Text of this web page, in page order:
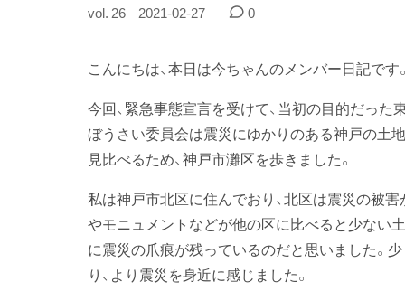
vol. 26 2021-02-27 0
こんにちは、本日は今ちゃんのメンバー日記です
今回、緊急事態宣言を受けて、当初の目的だっ
ぼうさい委員会は震災にゆかりのある神戸の土
見比べるため、神戸市灘区を歩きました。
私は神戸市北区に住んでおり、北区は震災の被
やモニュメントなどが他の区に比べると少ない
に震災の爪痕が残っているのだと思いました。
り、より震災を身近に感じました。